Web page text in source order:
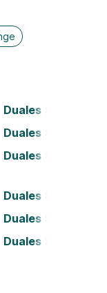
Duales Studium
Duales Studium
Duales Studium
Duales Studium
Duales Studium
Duales Studium